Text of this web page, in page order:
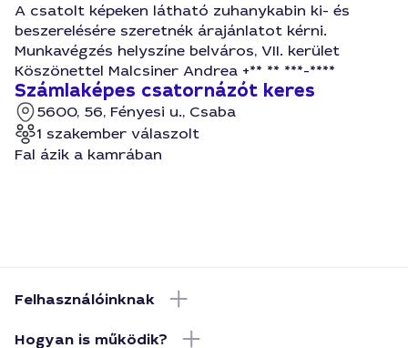
A csatolt képeken látható zuhanykabin ki- és
beszerelésére szeretnék árajánlatot kérni.
Munkavégzés helyszíne belváros, VII. kerület
Köszönettel Malcsiner Andrea +** ** ***-****
Számlaképes csatornázót keres
5600, 56, Fényesi u., Csaba
1 szakember válaszolt
Fal ázik a kamrában
Felhasználóinknak
Hogyan is működik?